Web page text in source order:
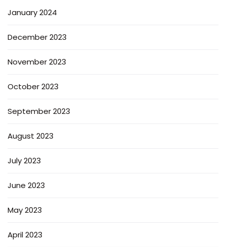
January 2024
December 2023
November 2023
October 2023
September 2023
August 2023
July 2023
June 2023
May 2023
April 2023